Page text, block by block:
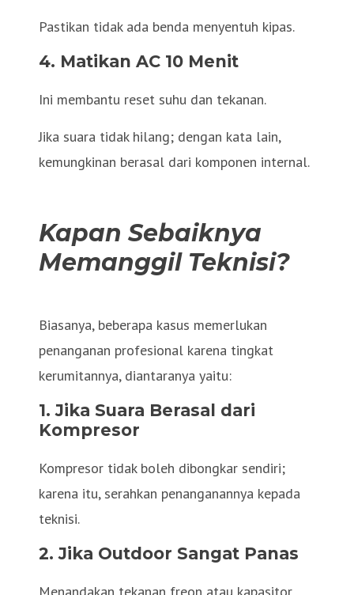
Pastikan tidak ada benda menyentuh kipas.
4. Matikan AC 10 Menit
Ini membantu reset suhu dan tekanan.
Jika suara tidak hilang; dengan kata lain,
kemungkinan berasal dari komponen internal.
Kapan Sebaiknya
Memanggil Teknisi?
Biasanya, beberapa kasus memerlukan
penanganan profesional karena tingkat
kerumitannya, diantaranya yaitu:
1. Jika Suara Berasal dari
Kompresor
Kompresor tidak boleh dibongkar sendiri;
karena itu, serahkan penanganannya kepada
teknisi.
2. Jika Outdoor Sangat Panas